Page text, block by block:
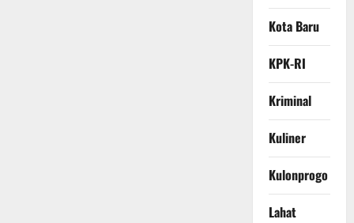
Kota Baru
KPK-RI
Kriminal
Kuliner
Kulonprogo
Lahat